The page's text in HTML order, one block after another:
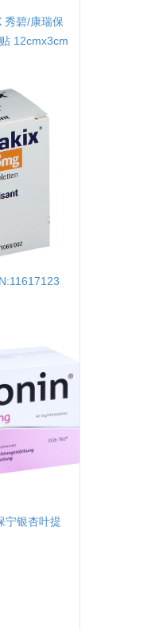
秀碧/康瑞保
12cmx3cm
宁银杏叶提